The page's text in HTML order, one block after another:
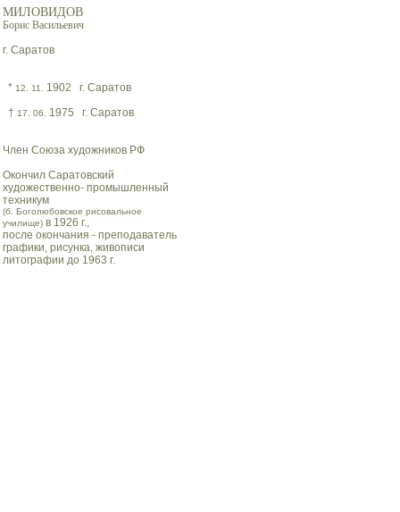
МИЛОВИДОВ
Борис Васильевич
г. Саратов
* 12. 11.
1902 г. Саратов
† 17. 06. 1975 г. Саратов
Член Союза художников РФ
Окончил Саратовский
художественно- промышленный
техникум
(б. Боголюбовское рисовальное
училище) в 1926 г.,
после окончания - преподаватель
графики, рисунка, живописи
литографии до 1963 г.